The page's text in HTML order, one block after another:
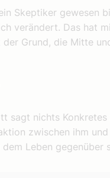
Skeptiker gewesen
verändert. Das hat
Grund, die Mitte
sagt nichts Konkretes
zwischen ihm und
Leben gegenüber